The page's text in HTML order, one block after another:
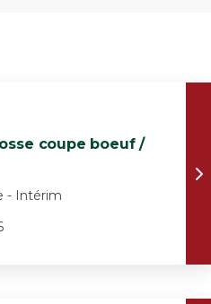
coupe boeuf /
- Intérim